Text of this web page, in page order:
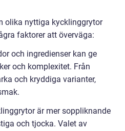
olika nyttiga kycklinggrytor
faktorer att överväga:
och ingredienser kan ge
och komplexitet. Från
och kryddiga varianter,
är mer soppliknande
och tjocka. Valet av